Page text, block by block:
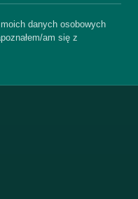
danych osobowych
am się z